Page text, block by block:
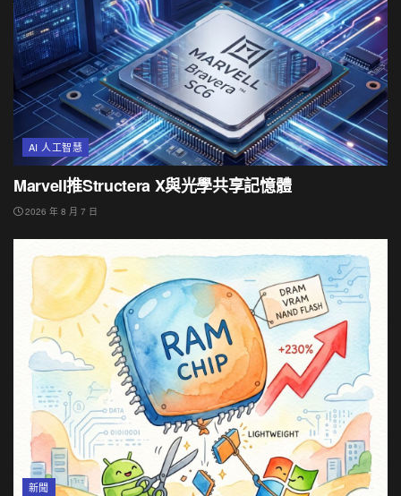
AI 人工智慧
Marvell推Structera X與光學共享記憶體
2026 年 8 月 7 日
新聞